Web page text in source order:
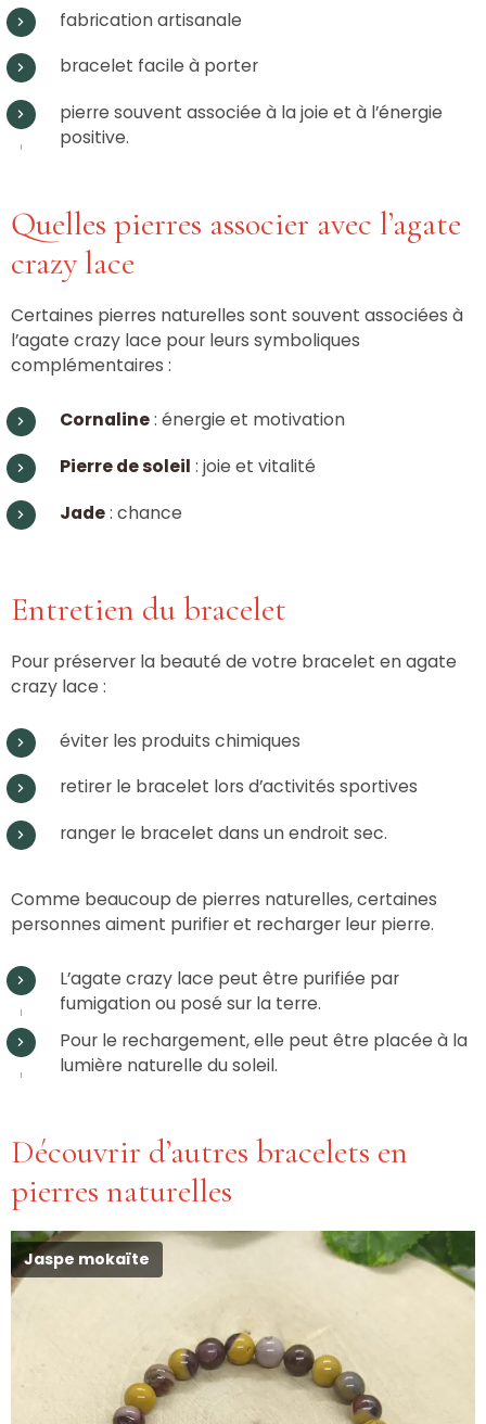
fabrication artisanale
bracelet facile à porter
pierre souvent associée à la joie et à l’énergie
positive.
Quelles pierres associer avec l’agate
crazy lace
Certaines pierres naturelles sont souvent associées à
l’agate crazy lace pour leurs symboliques
complémentaires :
Cornaline: énergie et motivation
Pierre de soleil : joie et vitalité
Jade: chance
Entretien du bracelet
Pour préserver la beauté de votre bracelet en agate
crazy lace :
éviter les produits chimiques
retirer le bracelet lors d’activités sportives
ranger le bracelet dans un endroit sec.
Comme beaucoup de pierres naturelles, certaines
personnes aiment purifier et recharger leur pierre.
L’agate crazy lace peut être purifiée par
fumigation ou posé sur la terre.
Pour le rechargement, elle peut être placée à la
lumière naturelle du soleil.
Découvrir d’autres bracelets en
pierres naturelles
Jaspe mokaïte